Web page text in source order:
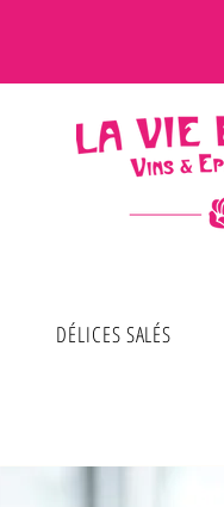
DÉLICES SALÉS